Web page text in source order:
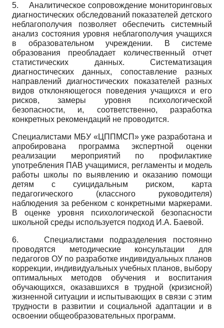
5. Аналитическое сопровождение мониторинго­вых
диагностических обследований показателей детского
неблагополучия позволяет обеспечить системный
анализ состояния уровня неблагополучия учащихся
в образовательном учреждении. В системе
образования преобладает количественный отчет
статистических данных. Систематизация
диагностических данных, сопоставление разных
направлений диагностических показателей разных
видов отклоняющегося поведения учащихся и его
рисков, замеры уровня психологической
безопасности, и, соответственно, разработка
конкретных рекомендаций не проводится.
Специалистами МБУ «ЦППМСП» уже разработана и
апробирована программа экспертной оценки
реализации мероприятий по профилактике
употребления ПАВ учащимися, регламенты и модель
работы школы по выявлению и оказанию помощи
детям с суицидальным риском, карта
педагогического (классного руководителя)
наблюдения за ребенком с конкретными маркерами.
В оценке уровня психологической безопасности
школьной среды используется подход И.А. Баевой.
6. Специалистами подразделения постоянно
проводятся методические консультации для
педагогов ОУ по разработке индивидуальных планов
коррекции, индивидуальных учебных планов, выбору
оптимальных методов обучения и воспитания
обучающихся, оказавшихся в трудной (кризисной)
жизненной ситуации и испытывающих в связи с этим
трудности в развитии и социальной адаптации и в
освоении общеобразовательных программ.